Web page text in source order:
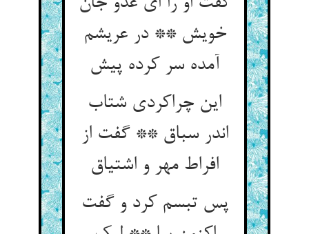
خویش ** در عریشم
آمده سر کرده پیش
این چراکردی شتاب
اندر سباق ** گفت از
افراط مهر و اشتیاق
پس تبسم کرد و گفت